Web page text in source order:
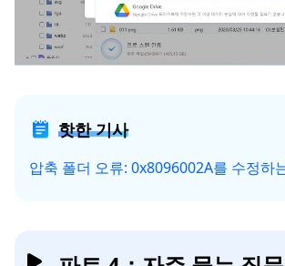
핫한 기사
압축 폴더 오류: 0x8096002A를 수정하